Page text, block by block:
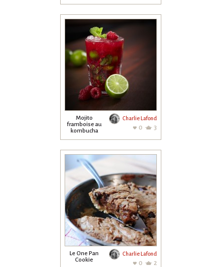
Mojito
framboise au
kombucha
Charlie Lafond
0 3
Le One Pan
Cookie
Charlie Lafond
0 2